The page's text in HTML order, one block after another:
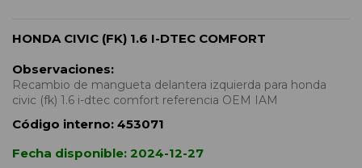
HONDA CIVIC (FK) 1.6 I-DTEC COMFORT
Observaciones:
Recambio de mangueta delantera izquierda para honda
civic (fk) 1.6 i-dtec comfort referencia OEM IAM
Código interno: 453071
Fecha disponible: 2024-12-27